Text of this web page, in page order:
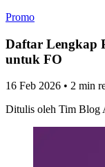
Promo
Daftar Lengkap
untuk FO
16 Feb 2026 • 2 min
Ditulis oleh Tim Blog